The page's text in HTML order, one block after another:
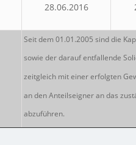
28.06.2016
Seit dem 01.01.2005 sind die
sowie der darauf entfallende
zeitgleich mit einer erfolgten
an den Anteilseigner an das
abzuführen.